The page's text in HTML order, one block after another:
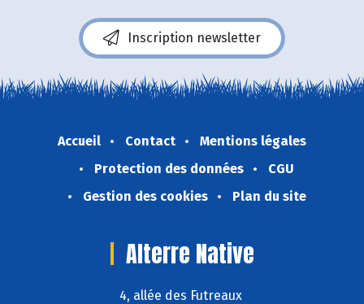
Inscription newsletter
Accueil Contact
Mentions légales
Protection des données
CGU
Gestion des cookies
Plan du site
Alterre Native
4, allée des Futreaux